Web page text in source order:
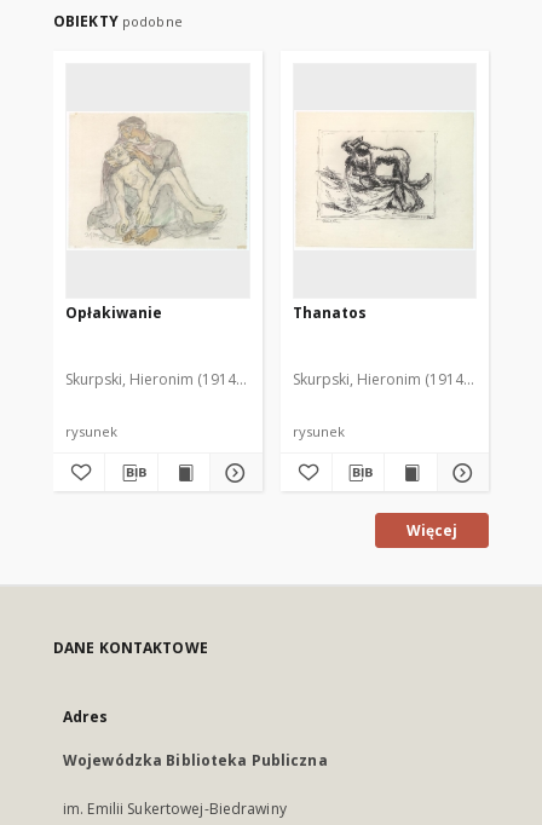
OBIEKTY podobne
Opłakiwanie
Skurpski, Hieronim (1914-2006)
rysunek
Thanatos
Skurpski, Hieronim (1914-2006)
rysunek
Więcej
DANE KONTAKTOWE
Adres
Wojewódzka Biblioteka Publiczna
im. Emilii Sukertowej-Biedrawiny